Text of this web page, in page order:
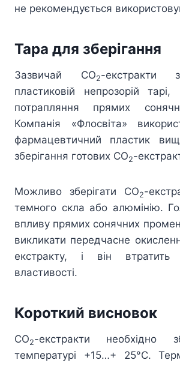
не рекомендується
Тара для зберігання
Зазвичай СО2-екстракти
пластиковій непрозорій
потрапляння прямих
Компанія «Флосвіта»
фармацевтичний пластик
зберігання готових СО2-
Можливо зберігати СО2-
темного скла або алюмінію.
впливу прямих сонячних
викликати передчасне
екстракту, і він втратить
властивості.
Короткий висновок
СО2-екстракти необхідно
температурі +15…+ 25°С.